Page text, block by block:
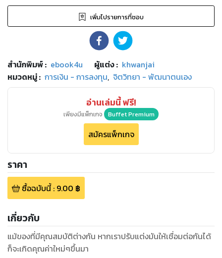
เพิ่มไปรายการที่ชอบ
สำนักพิมพ์: ebook4u ผู้แต่ง : khwanjai
หมวดหมู่: การเงิน - การลงทุน, จิตวิทยา - พัฒนาตนเอง
อ่านเล่มนี้ ฟรี!
เพียงมีแพ็กเกจ Buffet Premium
สมัครแพ็กเกจ
ราคา
ซื้อฉบับนี้: 9.00 ฿
เกี่ยวกับ
แม้ของที่มีคุณสมบัติต่างกัน หากเราปรับแต่งมันให้เชื่อมต่อกันได้
ก็จะเกิดคุณค่าใหม่ๆขึ้นมา